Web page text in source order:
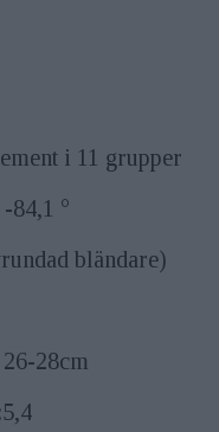
i 11 grupper
84,1 °
bländare)
28cm